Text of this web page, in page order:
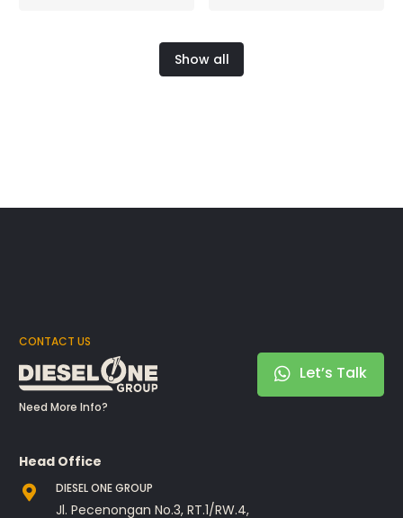
Show all
CONTACT US
Need More Info?
Let’s Talk
Head Office
DIESEL ONE GROUP
Jl. Pecenongan No.3, RT.1/RW.4,